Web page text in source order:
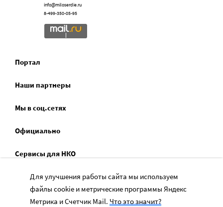
info@miloserdie.ru
8-499-350-05-95
Портал
Наши партнеры
Мы в соц.сетях
Официально
Сервисы для НКО
Спецпроекты
Социальное служение
Для улучшения работы сайта мы используем
файлы cookie и метрические программы Яндекс
Метрика и Счетчик Mail. Что это значит?